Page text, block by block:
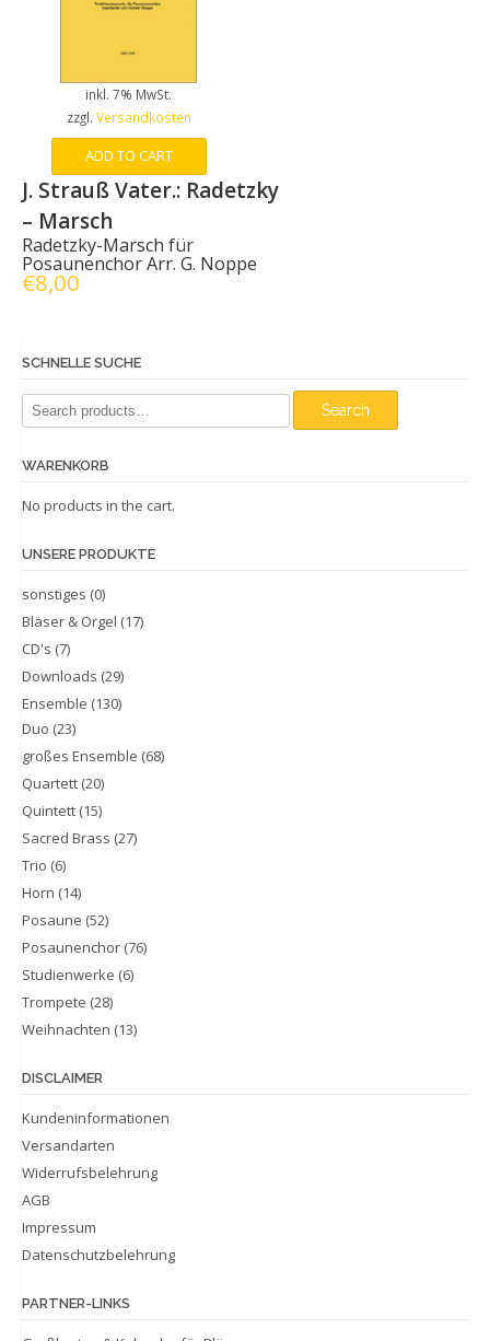
inkl. 7% MwSt.
zzgl. Versandkosten
ADD TO CART
J. Strauß Vater.: Radetzky
– Marsch
Radetzky-Marsch für
Posaunenchor Arr. G. Noppe
€8,00
SCHNELLE SUCHE
Search
for:
Search
WARENKORB
No products in the cart.
UNSERE PRODUKTE
sonstiges (0)
Bläser & Orgel (17)
CD's (7)
Downloads (29)
Ensemble (130)
Duo (23)
großes Ensemble (68)
Quartett (20)
Quintett (15)
Sacred Brass (27)
Trio (6)
Horn (14)
Posaune (52)
Posaunenchor (76)
Studienwerke (6)
Trompete (28)
Weihnachten (13)
DISCLAIMER
Kundeninformationen
Versandarten
Widerrufsbelehrung
AGB
Impressum
Datenschutzbelehrung
PARTNER-LINKS